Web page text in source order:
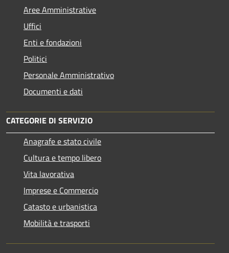
Aree Amministrative
Uffici
Enti e fondazioni
Politici
Personale Amministrativo
Documenti e dati
CATEGORIE DI SERVIZIO
Anagrafe e stato civile
Cultura e tempo libero
Vita lavorativa
Imprese e Commercio
Catasto e urbanistica
Mobilità e trasporti